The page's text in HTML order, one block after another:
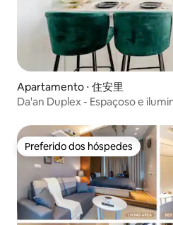
Apartamento ⋅ 住安里
Da'an Duplex - Espaçoso e
Preferido dos hóspedes
Preferido dos hóspedes